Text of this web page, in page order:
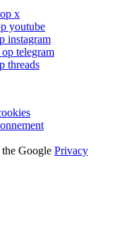
x
youtube
instagram
telegram
threads
Google Privacy